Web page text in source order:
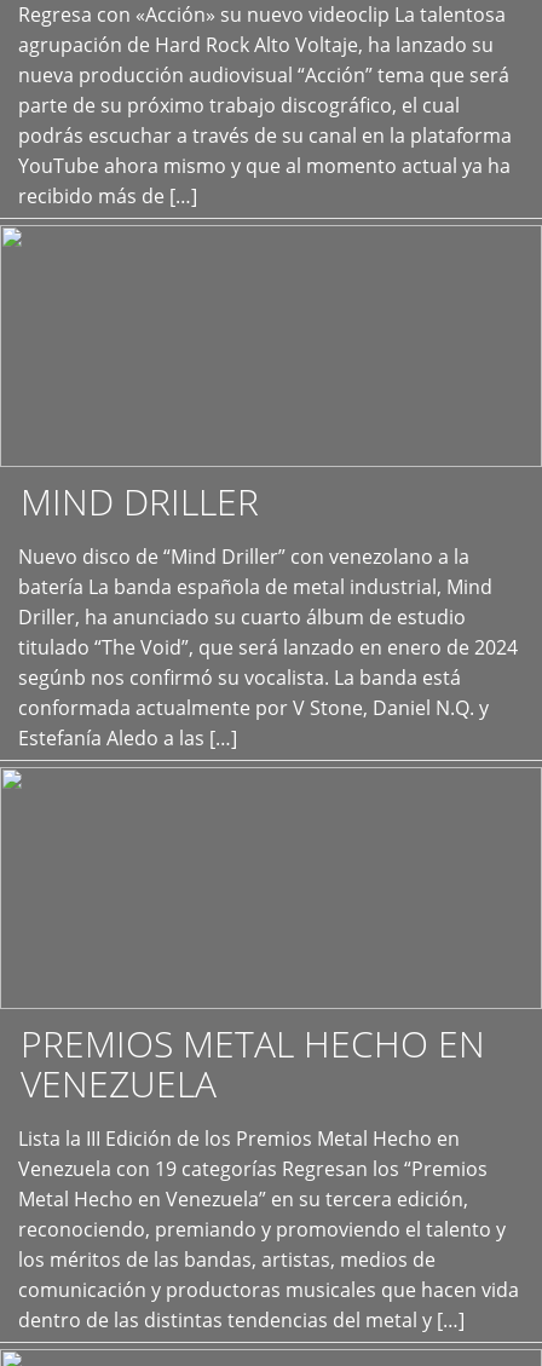
Regresa con «Acción» su nuevo videoclip La talentosa
agrupación de Hard Rock Alto Voltaje, ha lanzado su
nueva producción audiovisual “Acción” tema que será
parte de su próximo trabajo discográfico, el cual
podrás escuchar a través de su canal en la plataforma
YouTube ahora mismo y que al momento actual ya ha
recibido más de […]
+
MIND DRILLER
Nuevo disco de “Mind Driller” con venezolano a la
batería La banda española de metal industrial, Mind
Driller, ha anunciado su cuarto álbum de estudio
titulado “The Void”, que será lanzado en enero de 2024
segúnb nos confirmó su vocalista. La banda está
conformada actualmente por V Stone, Daniel N.Q. y
Estefanía Aledo a las […]
+
PREMIOS METAL HECHO EN
VENEZUELA
Lista la III Edición de los Premios Metal Hecho en
Venezuela con 19 categorías Regresan los “Premios
Metal Hecho en Venezuela” en su tercera edición,
reconociendo, premiando y promoviendo el talento y
los méritos de las bandas, artistas, medios de
comunicación y productoras musicales que hacen vida
dentro de las distintas tendencias del metal y […]
+